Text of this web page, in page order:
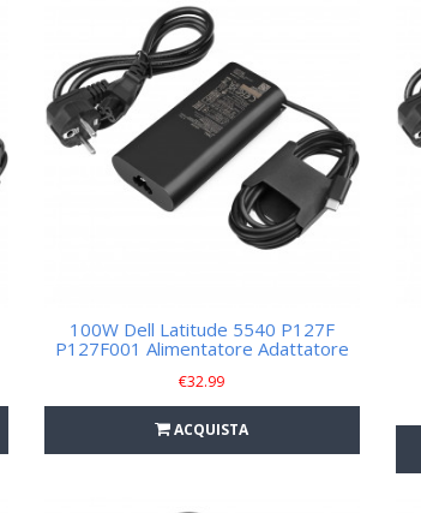
100W Dell Latitude 5540 P127F
P127F001 Alimentatore Adattatore
€32.99
ACQUISTA